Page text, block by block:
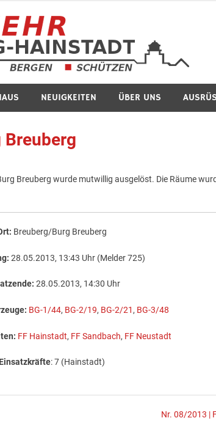
NEUIGKEITEN ÜBER UNS
Breuberg
Breuberg wurde mutwillig ausgelöst. Die Räume
Breuberg/Burg Breuberg
28.05.2013, 13:43 Uhr (Melder 725)
28.05.2013, 14:30 Uhr
BG-1/44, BG-2/19, BG-2/21, BG-3/48
FF Hainstadt, FF Sandbach, FF Neustadt
Einsatzkräfte: 7 (Hainstadt)
Nr. 08/2013 |